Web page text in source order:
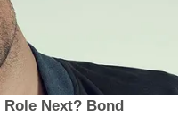
Next? Bond